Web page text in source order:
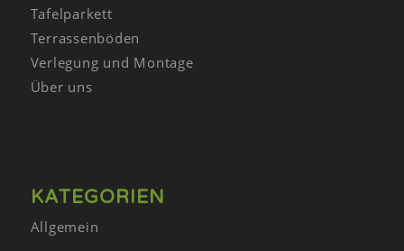
Tafelparkett
Terrassenböden
Verlegung und Montage
Über uns
KATEGORIEN
Allgemein